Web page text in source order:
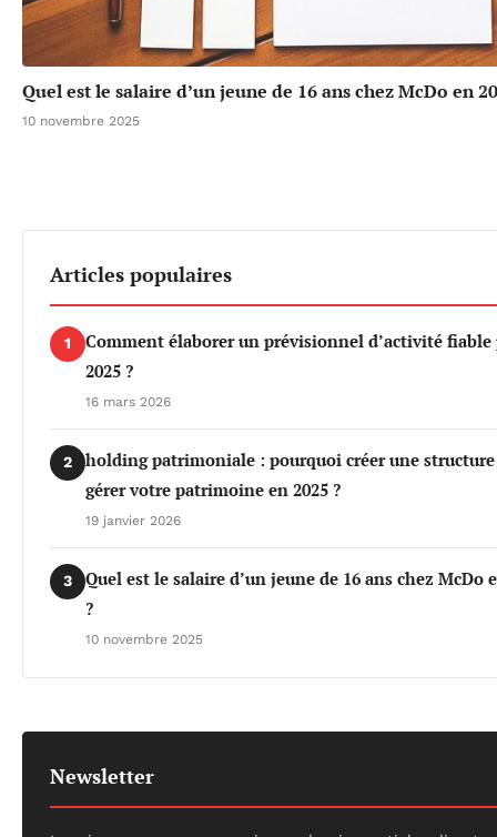
Quel est le salaire d’un jeune de 16 ans chez McDo en
10 novembre 2025
Articles populaires
1
Comment élaborer un prévisionnel d’activité fiable
2025 ?
16 mars 2026
2
holding patrimoniale : pourquoi créer une
gérer votre patrimoine en 2025 ?
19 janvier 2026
3
Quel est le salaire d’un jeune de 16 ans chez McDo
?
10 novembre 2025
Newsletter